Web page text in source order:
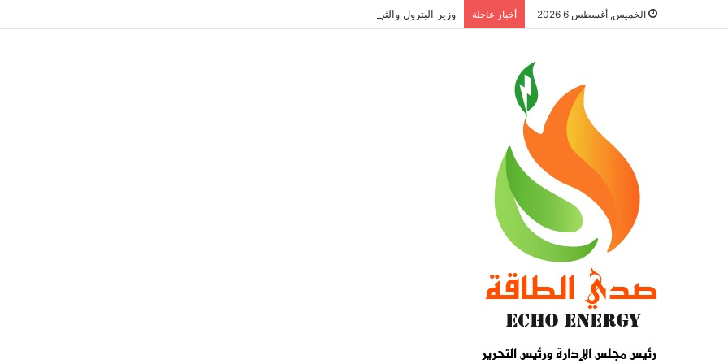
الخميس, أغسطس 6 2026 أخبار عاجلة